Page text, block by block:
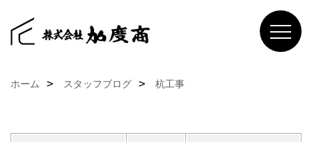
ホーム スタッフブログ 杭工事